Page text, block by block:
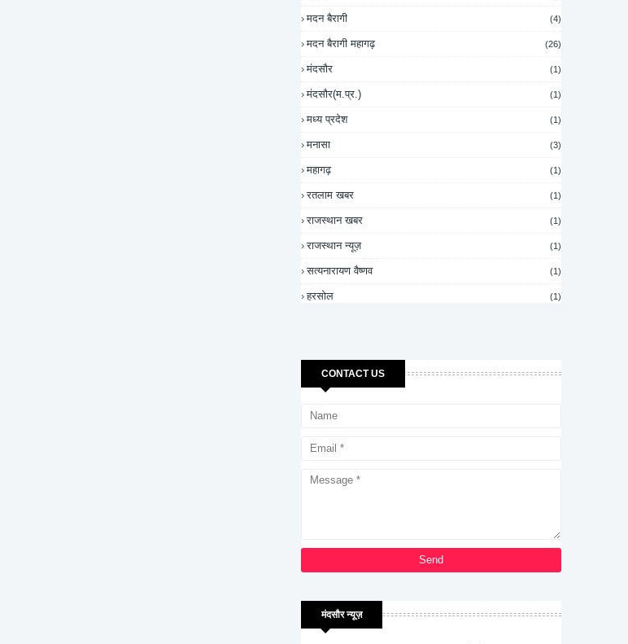
मदन बैरागी (4)
मदन बैरागी महागढ़ (26)
मंदसौर (1)
मंदसौर(म.प्र.) (1)
मध्य प्रदेश (1)
मनासा (3)
महागढ़ (1)
रतलाम खबर (1)
राजस्थान खबर (1)
राजस्थान न्यूज़ (1)
सत्यनारायण वैष्णव (1)
हरसोल (1)
CONTACT US
मंदसौर न्यूज़